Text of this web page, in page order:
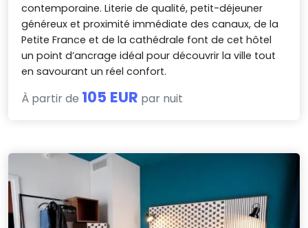
contemporaine. Literie de qualité, petit-déjeuner
généreux et proximité immédiate des canaux, de la
Petite France et de la cathédrale font de cet hôtel
un point d’ancrage idéal pour découvrir la ville tout
en savourant un réel confort.
À partir de 105 EUR par nuit